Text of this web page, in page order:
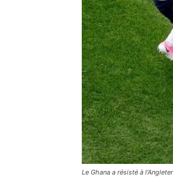
Le Ghana a résisté à